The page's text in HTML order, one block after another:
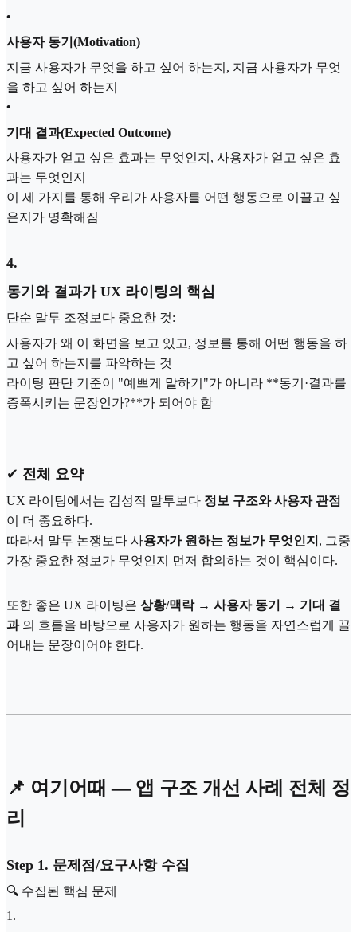
•
사용자 동기(Motivation)
지금 사용자가 무엇을 하고 싶어 하는지, 지금 사용자가 무엇
을 하고 싶어 하는지
•
기대 결과(Expected Outcome)
사용자가 얻고 싶은 효과는 무엇인지, 사용자가 얻고 싶은 효
과는 무엇인지
이 세 가지를 통해 우리가 사용자를 어떤 행동으로 이끌고 싶
은지가 명확해짐
4.
동기와 결과가 UX 라이팅의 핵심
단순 말투 조정보다 중요한 것:
사용자가 왜 이 화면을 보고 있고, 정보를 통해 어떤 행동을 하
고 싶어 하는지를 파악하는 것
라이팅 판단 기준이 "예쁘게 말하기"가 아니라 **동기·결과를
증폭시키는 문장인가?**가 되어야 함
✔ 전체 요약
UX 라이팅에서는 감성적 말투보다 정보 구조와 사용자 관점
이 더 중요하다.
따라서 말투 논쟁보다 사용자가 원하는 정보가 무엇인지 , 그중
가장 중요한 정보가 무엇인지 먼저 합의하는 것이 핵심이다.
또한 좋은 UX 라이팅은 상황/맥락 → 사용자 동기 → 기대 결
과 의 흐름을 바탕으로 사용자가 원하는 행동을 자연스럽게 끌
어내는 문장이어야 한다.
📌 여기어때 — 앱 구조 개선 사례 전체 정
리
Step 1. 문제점/요구사항 수집
🔍 수집된 핵심 문제
1 .